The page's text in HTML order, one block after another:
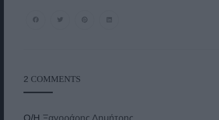
2 COMMENTS
Ο/Η Ξαγοράρης Δημήτρης